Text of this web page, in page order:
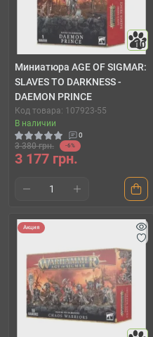
10
Миниатюра AGE OF SIGMAR:
SLAVES TO DARKNESS -
DAEMON PRINCE
Код товара: 107923-55
В наличии
0
3 380 грн. -6%
3 177 грн.
Акция